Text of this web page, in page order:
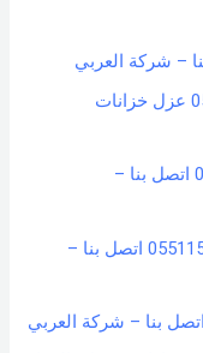
شركة تنظيف خزانات بعرعر – 0551154864 عزل خزانات
شركة تنظيف موكيت بحائل – 0551154864 اتصل بنا –
شركة كشف تسربات المياه بحائل – 0551154864 اتصل بنا –